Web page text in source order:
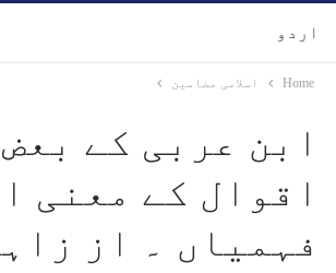
اردو
Home اسلامی مضامین
ابن عربی کے بعض
اقوال کے معنی
فہمیاں ۔ از